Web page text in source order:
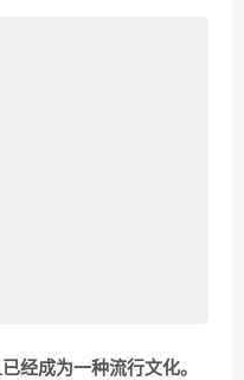
经成为一种流行文化。